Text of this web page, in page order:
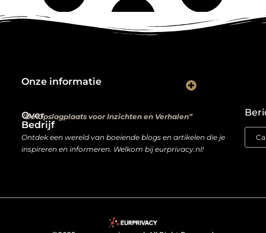
Over
Bedrijf
“De Opslagplaats voor Inzichten en Verhalen”
Ontdek een wereld van boeiende blogs en artikelen die je
inspireren en informeren. Welkom bij eurprivacy.nl!
Onze informatie